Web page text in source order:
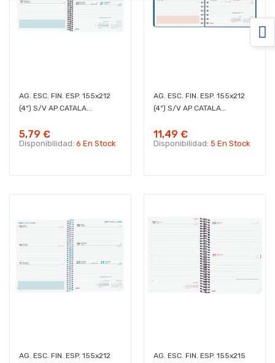
AG. ESC. FIN. ESP. 155x212
(4º) S/V AP CATALA...
5,79 €
Disponibilidad: 6 En Stock
AG. ESC. FIN. ESP. 155x212
(4º) S/V AP CATALA...
11,49 €
Disponibilidad: 5 En Stock
AG. ESC. FIN. ESP. 155x212
AG. ESC. FIN. ESP. 155x215